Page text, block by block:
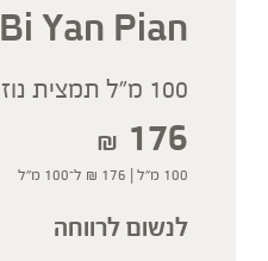
Bi Yan Pian | בי יאן פיאן
100 מ"ל תמצית נוזלית
₪ 176
100 מ"ל | ₪ 176 ל־100 מ"ל
לנשום לרווחה